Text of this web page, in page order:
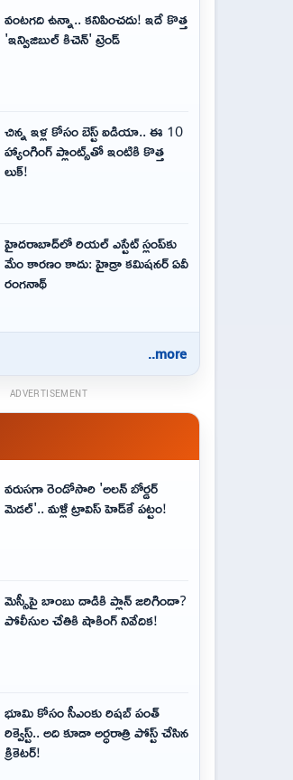
వంటగది ఉన్నా.. కనిపించదు! ఇదే కొత్త
'ఇన్విజిబుల్ కిచెన్' ట్రెండ్
చిన్న ఇళ్ల కోసం బెస్ట్ ఐడియా.. ఈ 10
హ్యాంగింగ్ ప్లాంట్స్‌తో ఇంటికి కొత్త
లుక్!
హైదరాబాద్‌లో రియల్ ఎస్టేట్ స్లంప్‌కు
మేం కారణం కాదు: హైడ్రా కమిషనర్ ఏవీ
రంగనాథ్
..more
ADVERTISEMENT
వరుసగా రెండోసారి 'అలన్ బోర్డర్
మెడల్'.. మళ్లీ ట్రావిస్ హెడ్‌కే పట్టం!
మెస్సీపై బాంబు దాడికి ప్లాన్‌ జరిగిందా?
పోలీసుల చేతికి షాకింగ్‌ నివేదిక!
భూమి కోసం సీఎంకు రిషబ్ పంత్
రిక్వెస్ట్‌.. అది కూడా అర్ధరాత్రి పోస్ట్ చేసిన
క్రికెట‌ర్‌!